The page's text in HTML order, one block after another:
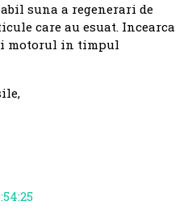
suna a regenerari de
care au esuat. Incearca
motorul in timpul